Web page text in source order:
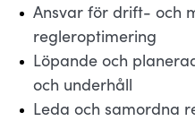
Ansvar för drift- och
regleroptimering
Löpande och
och underhåll
Leda och samordna